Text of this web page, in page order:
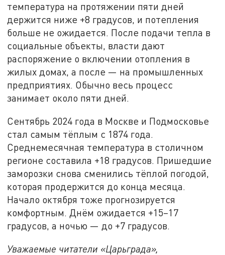
температура на протяжении пяти дней
держится ниже +8 градусов, и потепления
больше не ожидается. После подачи тепла в
социальные объекты, власти дают
распоряжение о включении отопления в
жилых домах, а после — на промышленных
предприятиях. Обычно весь процесс
занимает около пяти дней.
Сентябрь 2024 года в Москве и Подмосковье
стал самым тёплым с 1874 года.
Среднемесячная температура в столичном
регионе составила +18 градусов. Пришедшие
заморозки снова сменились тёплой погодой,
которая продержится до конца месяца.
Начало октября тоже прогнозируется
комфортным. Днём ожидается +15–17
градусов, а ночью — до +7 градусов.
Уважаемые читатели «Царьграда»,